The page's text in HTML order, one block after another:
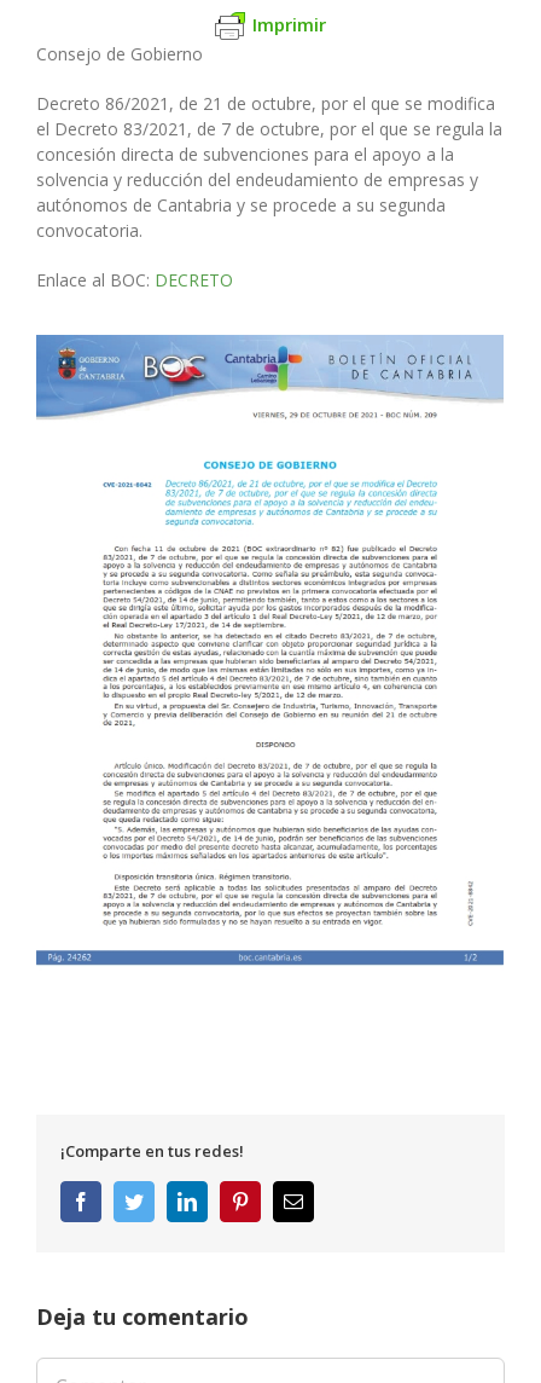
Imprimir
Consejo de Gobierno
Decreto 86/2021, de 21 de octubre, por el que se modifica
el Decreto 83/2021, de 7 de octubre, por el que se regula la
concesión directa de subvenciones para el apoyo a la
solvencia y reducción del endeudamiento de empresas y
autónomos de Cantabria y se procede a su segunda
convocatoria.
Enlace al BOC: DECRETO
¡Comparte en tus redes!
FacebookTwitterLinkedInPinterestCorreo
electrónico
Deja tu comentario
Comentar